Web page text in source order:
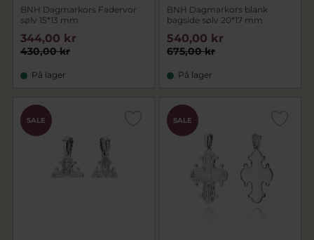
BNH Dagmarkors Fadervor
sølv 15*13 mm
430,00 kr
344,00 kr
På lager
BNH Dagmarkors blank
bagside sølv 20*17 mm
675,00 kr
540,00 kr
På lager
SALE SALE